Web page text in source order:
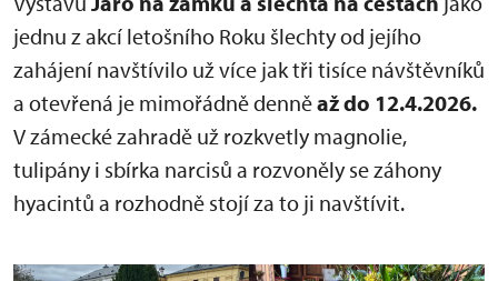
jednu z akcí letošního Roku šlechty od jejího
zahájení navštívilo už více jak tři tisíce návštěvníků
a otevřená je mimořádně denněaž do 12.4.2026.
V zámecké zahradě už rozkvetly magnolie,
tulipány i sbírka narcisů a rozvoněly se záhony
hyacintů a rozhodně stojí za to ji navštívit.